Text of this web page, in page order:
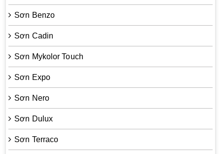
Sơn Benzo
Sơn Cadin
Sơn Mykolor Touch
Sơn Expo
Sơn Nero
Sơn Dulux
Sơn Terraco